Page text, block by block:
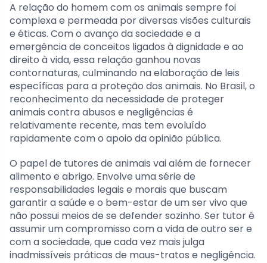
A relação do homem com os animais sempre foi
complexa e permeada por diversas visões culturais
e éticas. Com o avanço da sociedade e a
emergência de conceitos ligados à dignidade e ao
direito à vida, essa relação ganhou novas
contornaturas, culminando na elaboração de leis
específicas para a proteção dos animais. No Brasil, o
reconhecimento da necessidade de proteger
animais contra abusos e negligências é
relativamente recente, mas tem evoluído
rapidamente com o apoio da opinião pública.
O papel de tutores de animais vai além de fornecer
alimento e abrigo. Envolve uma série de
responsabilidades legais e morais que buscam
garantir a saúde e o bem-estar de um ser vivo que
não possui meios de se defender sozinho. Ser tutor é
assumir um compromisso com a vida de outro ser e
com a sociedade, que cada vez mais julga
inadmissíveis práticas de maus-tratos e negligência.